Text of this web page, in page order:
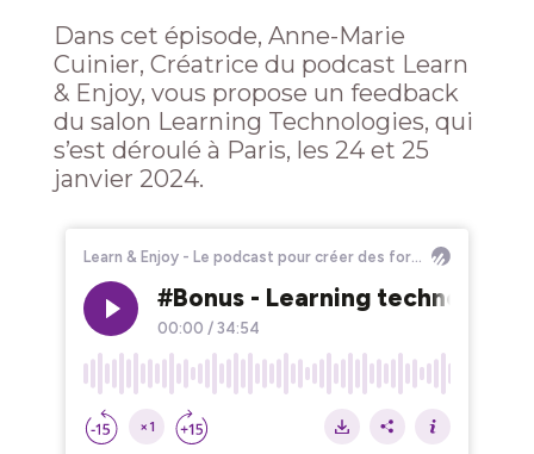
Dans cet épisode, Anne-Marie
Cuinier, Créatrice du podcast Learn
& Enjoy, vous propose un feedback
du salon Learning Technologies, qui
s’est déroulé à Paris, les 24 et 25
janvier 2024.